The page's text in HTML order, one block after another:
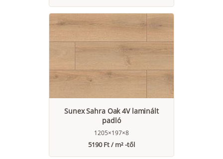
Sunex Sahra Oak 4V laminált
padló
1205×197×8
5190 Ft / m² -től